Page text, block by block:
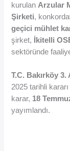
kurulan Arzular
Şirketi,
geçici mühlet
şirket,
İkitelli
sektöründe
T.C. Bakırköy
2025 tarihli
karar, 18
yayımlandı.